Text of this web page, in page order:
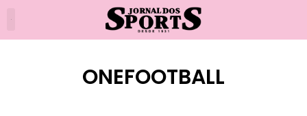
ONEFOOTBALL